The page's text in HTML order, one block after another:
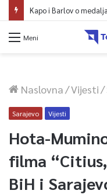
Meni
Naslovna/Vijesti/
Sarajevo Vijesti
Hota-
filma
BiH i